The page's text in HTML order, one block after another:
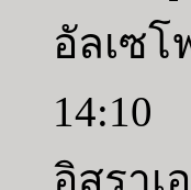
อัลเซโ
อิสรา